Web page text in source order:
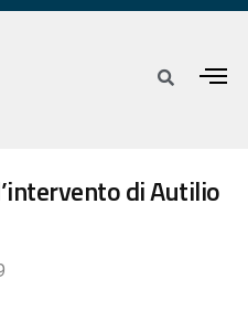
di Autilio